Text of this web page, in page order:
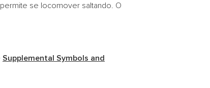
se locomover saltando. O
Supplemental Symbols and